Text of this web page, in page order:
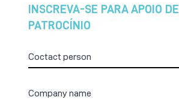
INSCREVA-SE PARA APOIO DE
PATROCÍNIO